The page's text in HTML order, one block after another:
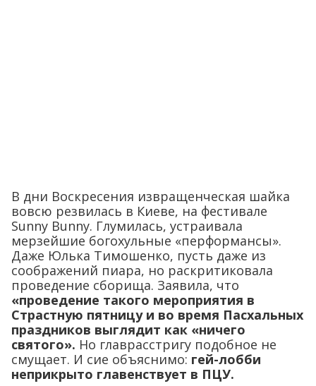
В дни Воскресения извращенческая шайка
вовсю резвилась в Киеве, на фестивале
Sunny Bunny. Глумилась, устраивала
мерзейшие богохульные «перформансы».
Даже Юлька Тимошенко, пусть даже из
соображений пиара, но раскритиковала
проведение сборища. Заявила, что
«проведение такого мероприятия в
Страстную пятницу и во время Пасхальных
праздников выглядит как «ничего
святого». Но главрасстригу подобное не
смущает. И сие объяснимо: гей-лобби
неприкрыто главенствует в ПЦУ.